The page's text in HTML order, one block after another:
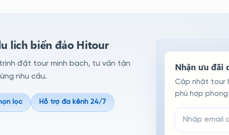
lich biển đảo Hitour
đặt tour minh bạch, tư vấn tận
nhu cầu.
lọc Hỗ trợ đa kênh 24/7
Nhận ưu đãi
Cập nhật tour
phù hợp
Email đăng ký